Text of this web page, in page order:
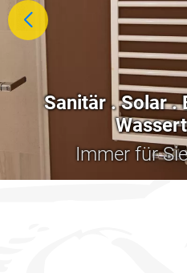
Sanitär . Solar .
Immer für